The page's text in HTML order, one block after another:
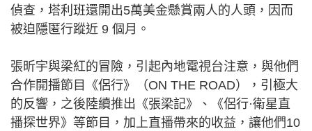
偵查，塔利班還開出5萬美金懸賞兩人的人頭，因而
被迫隱匿行蹤近 9 個月。
張昕宇與梁紅的冒險，引起內地電視台注意，與他們
合作開播節目《侶行》（ON THE ROAD），引極大
的反響，之後陸續推出《張梁記》、《侶行·衛星直
播探世界》等節目，加上直播帶來的收益，讓他們10